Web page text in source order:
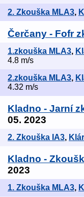
2. Zkouška MLA3,
Čerčany - Fofr
1.zkouška MLA3,
4.8 m/s
2.zkouška MLA3,
4.32 m/s
Kladno - Jarní
05. 2023
2. Zkouška IA3,
Kladno -
2023
1. Zkouška MLA3,